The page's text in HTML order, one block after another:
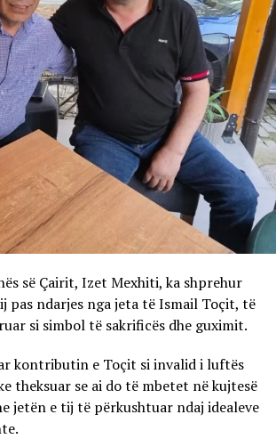
së Çairit, Izet Mexhiti, ka shprehur
pas ndarjes nga jeta të Ismail Toçit, të
si simbol të sakrificës dhe guximit.
kontributin e Toçit si invalid i luftës
theksuar se ai do të mbetet në kujtesë
jetën e tij të përkushtuar ndaj idealeve